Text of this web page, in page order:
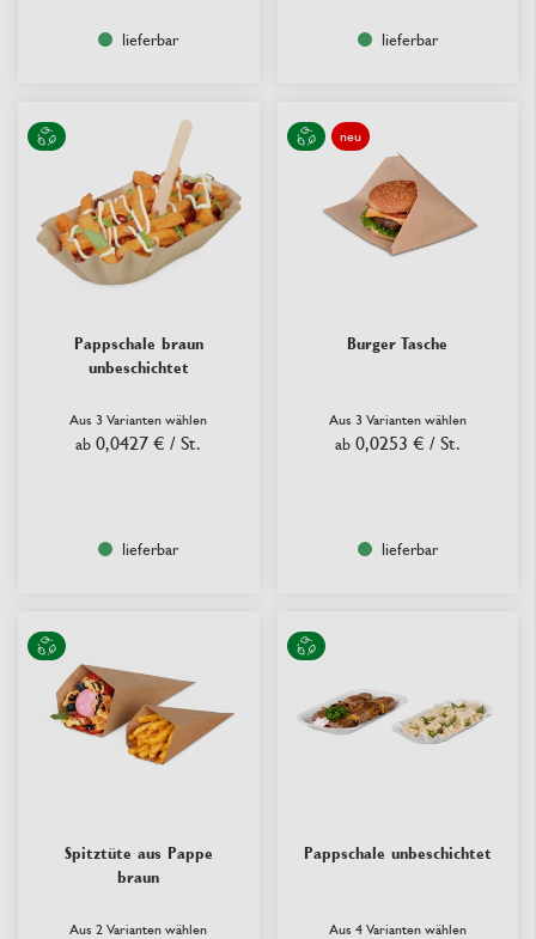
lieferbar lieferbar
Pappschale braun
unbeschichtet
Aus 3 Varianten wählen
ab 0,0427 € / St.
lieferbar
neu
Burger Tasche
Aus 3 Varianten wählen
ab 0,0253 € / St.
lieferbar
Spitztüte aus Pappe
braun
Aus 2 Varianten wählen
Pappschale unbeschichtet
Aus 4 Varianten wählen